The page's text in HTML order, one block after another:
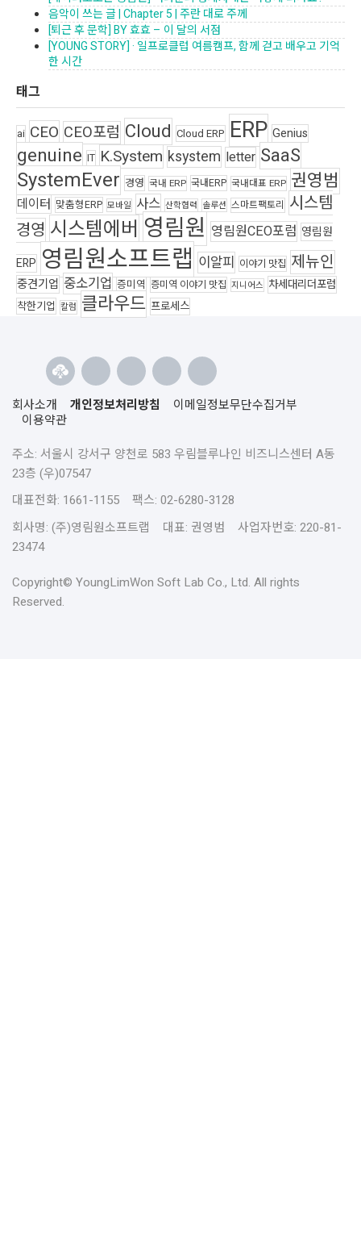
음악이 쓰는 글 | Chapter 5 | 주란 대로 주께
[퇴근 후 문학] BY 효효 – 이 달의 서점
[YOUNG STORY] · 일프로클럽 여름캠프, 함께 걷고 배우고 기억
한 시간
태그
ai CEO CEO포럼 Cloud Cloud ERP ERP Genius
genuine IT K.System ksystem letter SaaS
SystemEver 경영 국내 ERP 국내ERP 국내대표 ERP 권영범
데이터 맞춤형ERP 모바일 사스 산학협력 솔루션 스마트팩토리 시스템
경영 시스템에버 영림원 영림원CEO포럼 영림원
ERP 영림원소프트랩 이알피 이야기 맛집 제뉴인
중견기업 중소기업 증미역 증미역 이야기 맛집 지니어스 차세대리더포럼
착한기업 칼럼 클라우드 프로세스
회사소개 개인정보처리방침
이메일정보무단수집거부
이용약관
주소: 서울시 강서구 양천로 583 우림블루나인 비즈니스센터 A동
23층 (우)07547
대표전화: 1661-1155 팩스: 02-6280-3128
회사명: (주)영림원소프트랩 대표: 권영범 사업자번호: 220-81-
23474
Copyright© YoungLimWon Soft Lab Co., Ltd. All rights
Reserved.